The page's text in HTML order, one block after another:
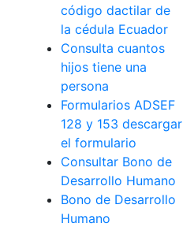
código dactilar de
la cédula Ecuador
Consulta cuantos
hijos tiene una
persona
Formularios ADSEF
128 y 153 descargar
el formulario
Consultar Bono de
Desarrollo Humano
Bono de Desarrollo
Humano